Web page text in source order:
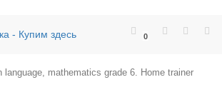
0
language, mathematics grade 6. Home trainer